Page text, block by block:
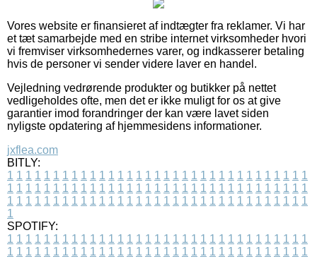
Vores website er finansieret af indtægter fra reklamer. Vi har
et tæt samarbejde med en stribe internet virksomheder hvori
vi fremviser virksomhedernes varer, og indkasserer betaling
hvis de personer vi sender videre laver en handel.
Vejledning vedrørende produkter og butikker på nettet
vedligeholdes ofte, men det er ikke muligt for os at give
garantier imod forandringer der kan være lavet siden
nyligste opdatering af hjemmesidens informationer.
jxflea.com
BITLY:
1 1 1 1 1 1 1 1 1 1 1 1 1 1 1 1 1 1 1 1 1 1 1 1 1 1 1 1 1 1 1 1 1
1 1 1 1 1 1 1 1 1 1 1 1 1 1 1 1 1 1 1 1 1 1 1 1 1 1 1 1 1 1 1 1 1
1 1 1 1 1 1 1 1 1 1 1 1 1 1 1 1 1 1 1 1 1 1 1 1 1 1 1 1 1 1 1 1 1
1
SPOTIFY:
1 1 1 1 1 1 1 1 1 1 1 1 1 1 1 1 1 1 1 1 1 1 1 1 1 1 1 1 1 1 1 1 1
1 1 1 1 1 1 1 1 1 1 1 1 1 1 1 1 1 1 1 1 1 1 1 1 1 1 1 1 1 1 1 1 1